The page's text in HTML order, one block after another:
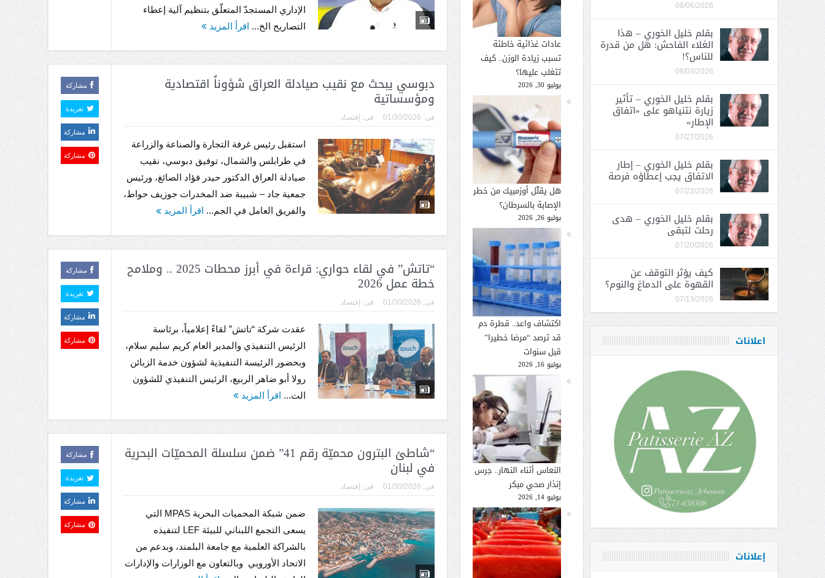
الإداري المستجدّ المتعلّق بتنظيم آلية إعطاء
التصاريح الخ... اقرأ المزيد
دبوسي يبحث مع نقيب صيادلة العراق شؤوناً اقتصادية
ومؤسساتية
فى: 01/30/2026 فى: إقتصاد
استقبل رئيس غرفة التجارة والصناعة والزراعة
في طرابلس والشمال، توفيق دبوسي، نقيب
صيادلة العراق الدكتور حيدر فؤاد الصائغ، ورئيس
جمعية جاد – شبيبة ضد المخدرات جوزيف حواط،
والفريق العامل في الجم... اقرأ المزيد
مشاركة
تغريدة
مشاركة
مشاركة
“تاتش” في لقاء حواري: قراءة في أبرز محطات 2025 .. وملامح
خطة عمل 2026
فى: 01/30/2026 فى: إقتصاد
عقدت شركة “تاتش” لقاءً إعلامياً، برئاسة
الرئيس التنفيذي والمدير العام كريم سليم سلام،
وبحضور الرئيسة التنفيذية لشؤون خدمة الزبائن
رولا أبو ضاهر الربيع، الرئيس التنفيذي للشؤون
الت... اقرأ المزيد
مشاركة
تغريدة
مشاركة
مشاركة
“شاطئ البترون محميّة رقم 41” ضمن سلسلة المحميّات البحرية
في لبنان
فى: 01/30/2026 فى: إقتصاد
ضمن شبكة المحميات البحرية MPAS التي
يسعى التجمع اللبناني للبيئة LEF لتنفيذه
بالشراكة العلمية مع جامعة البلمند، وبدعم من
الاتحاد الأوروبي وبالتعاون مع الوزارات والإدارات
مشاركة
تغريدة
مشاركة
مشاركة
عادات غذائية خاطئة
تسبب زيادة الوزن.. كيف
تتغلب عليها؟
يوليو 30, 2026
هل يقلّل أوزمبيك من خطر
الإصابة بالسرطان؟
يوليو 26, 2026
اكتشاف واعد.. قطرة دم
قد ترصد “مرضا خطيرا”
قبل سنوات
يوليو 16, 2026
النعاس أثناء النهار.. جرس
إنذار صحي مبكر
يوليو 14, 2026
08/06/2026
بقلم خليل الخوري – هذا
الغلاء الفاحش: هل من قدرة
للناس؟!
08/03/2026
بقلم خليل الخوري – تأثير
زيارة نتنياهو على «اتفاق
الإطار»
07/27/2026
بقلم خليل الخوري – إطار
الاتفاق يجب إعطاؤه فرصة
07/22/2026
بقلم خليل الخوري – هدى
رحلت لتبقى
07/20/2026
كيف يؤثر التوقف عن
القهوة على الدماغ والنوم؟
07/13/2026
اعلانات
إعلانات